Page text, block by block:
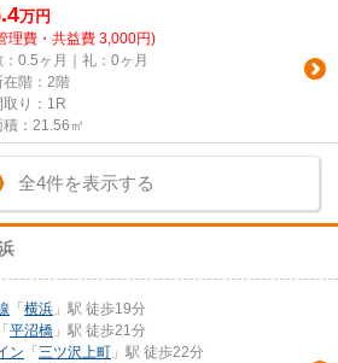
万円
理費・共益費 3,000円)
：0.5ヶ月｜礼：0ヶ月
在階：2階
取り：1R
積：21.56㎡
全4件を表示する
「 横浜 」駅 徒歩19分
「 平沼橋 」駅 徒歩21分
ン 「 三ツ沢上町 」駅 徒歩22分